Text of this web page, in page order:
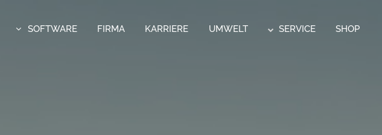
SOFTWARE FIRMA KARRIERE UMWELT SERVICE SHOP